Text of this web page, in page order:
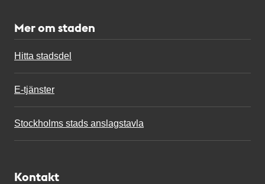
Mer om staden
Hitta stadsdel
E-tjänster
Stockholms stads anslagstavla
Kontakt